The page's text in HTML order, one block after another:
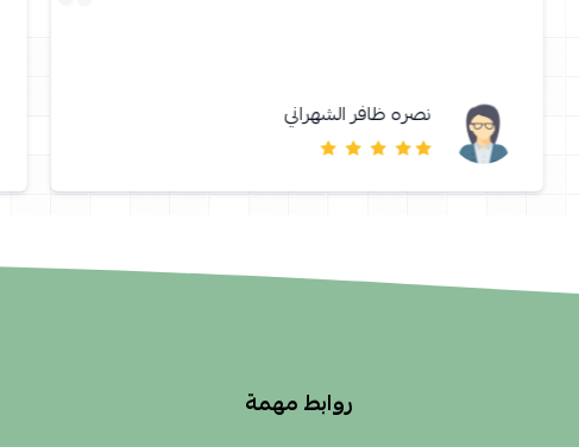
نصره ظافر الشهراني
روابط مهمة